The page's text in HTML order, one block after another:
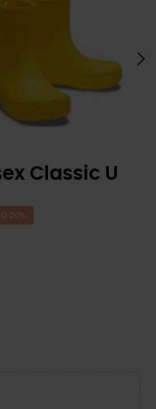
Classic U
20%